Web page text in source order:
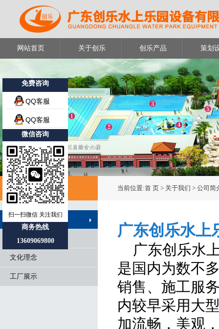
网站首页 关于创乐 创乐产品 策划
关于我们 当前位置:首 页 > 关于我们 > 公司简
公司简介
资质荣誉
文化理念
工厂展示
广东创乐水上
广东创乐水
是国内为数不
销售、施工服
内较早采用大
加流畅，美观
免费咨询
QQ客服
QQ客服
微信咨询
扫一扫微信 关注我们
商务热线
13609069800